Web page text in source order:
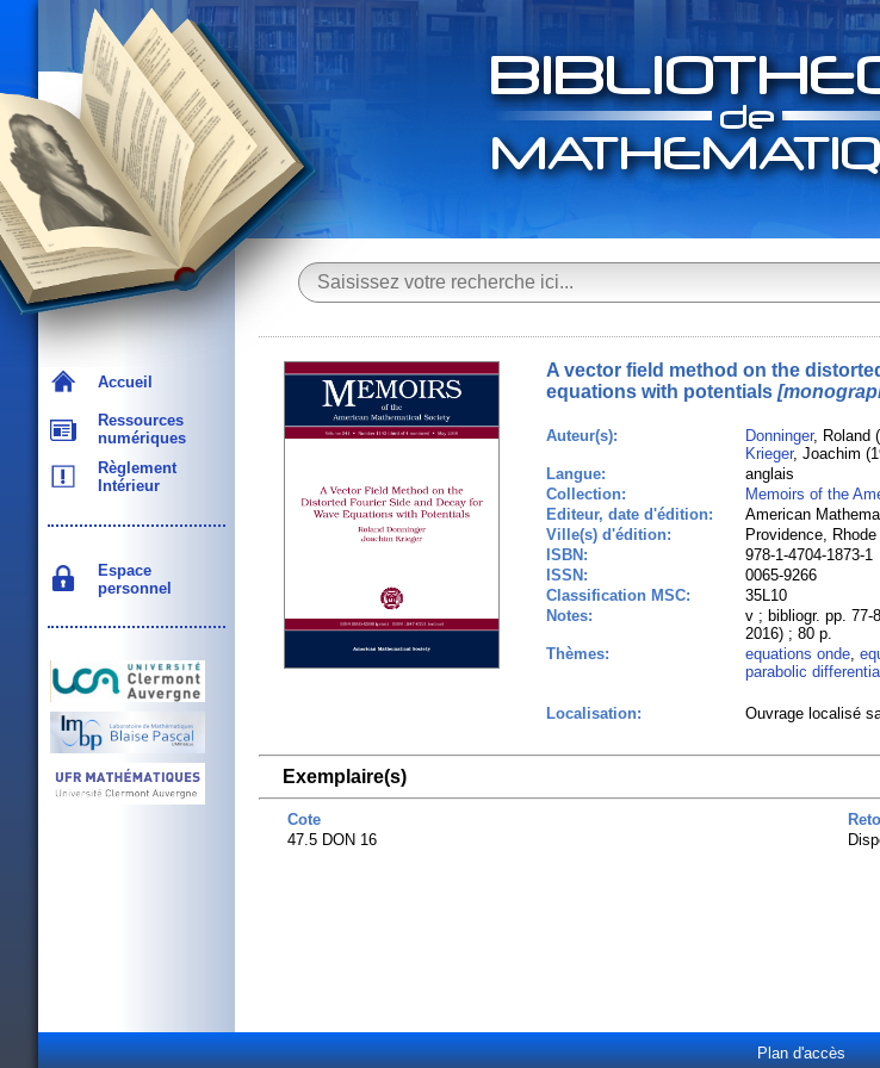
Accueil
Ressources
numériques
Règlement
Intérieur
Espace
personnel
A vector field method on the
equations with potentials
Auteur(s): Donninger, Roland
Krieger, Joachim
Langue:
anglais
Collection:
Memoirs of the
Editeur, date d'édition:
American
Ville(s) d'édition:
Providence,
ISBN:
978-1-4704-1873-1
ISSN:
0065-9266
Classification MSC:
35L10
Notes:
v ; bibliogr. pp. 77-
2016) ; 80 p.
Thèmes:
equations onde,
parabolic
Localisation: Ouvrage localisé
Exemplaire(s)
Cote
47.5 DON 16
Plan d'accès